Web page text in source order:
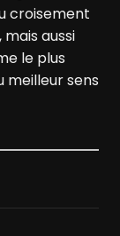
croisement
aussi
le plus
meilleur sens